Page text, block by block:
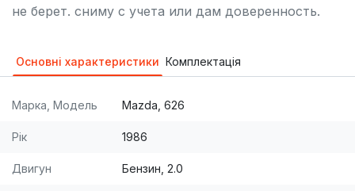
не берет. сниму с учета или дам доверенность.
Основні характеристики Комплектація
Марка, Модель Mazda, 626
Рік 1986
Двигун Бензин, 2.0